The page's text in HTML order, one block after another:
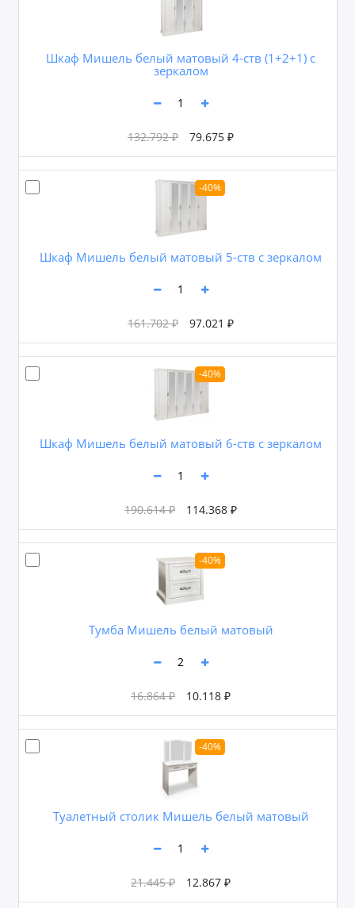
Шкаф Мишель белый матовый 4-ств (1+2+1) с
зеркалом
132.792 ₽ 79.675 ₽
-40%
Шкаф Мишель белый матовый 5-ств с зеркалом
161.702 ₽ 97.021 ₽
-40%
Шкаф Мишель белый матовый 6-ств с зеркалом
190.614 ₽ 114.368 ₽
-40%
Тумба Мишель белый матовый
16.864 ₽ 10.118 ₽
-40%
Туалетный столик Мишель белый матовый
21.445 ₽ 12.867 ₽